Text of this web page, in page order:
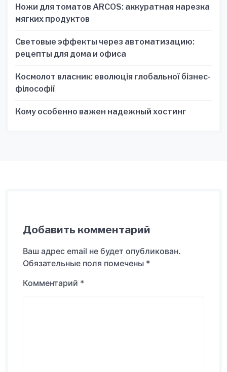
Ножи для томатов ARCOS: аккуратная нарезка
мягких продуктов
Световые эффекты через автоматизацию:
рецепты для дома и офиса
Космолот власник: еволюція глобальної бізнес-
філософії
Кому особенно важен надежный хостинг
Добавить комментарий
Ваш адрес email не будет опубликован.
Обязательные поля помечены *
Комментарий *